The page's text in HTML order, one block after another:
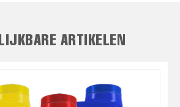
ARTIKELEN